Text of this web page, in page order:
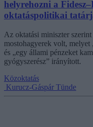
helyrehozni a
oktatáspolitikai
Az oktatási miniszter
mostohagyerek volt, melyet
és „egy állami pénzeket
gyógyszerész” irányított.
Közoktatás
Kurucz-Gáspár Tünde